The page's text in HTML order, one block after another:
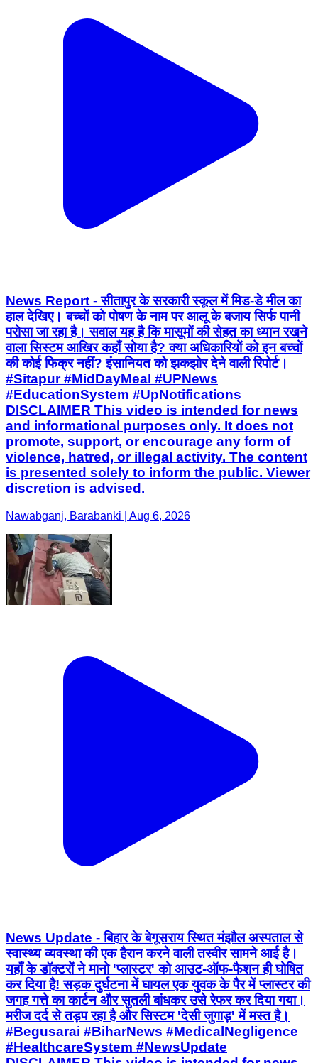
News Report - सीतापुर के सरकारी स्कूल में मिड-डे मील का
हाल देखिए। बच्चों को पोषण के नाम पर आलू के बजाय सिर्फ पानी
परोसा जा रहा है। सवाल यह है कि मासूमों की सेहत का ध्यान रखने
वाला सिस्टम आखिर कहाँ सोया है? क्या अधिकारियों को इन बच्चों
की कोई फिक्र नहीं? इंसानियत को झकझोर देने वाली रिपोर्ट। ​
#Sitapur #MidDayMeal #UPNews
#EducationSystem #UpNotifications
DISCLAIMER This video is intended for news
and informational purposes only. It does not
promote, support, or encourage any form of
violence, hatred, or illegal activity. The content
is presented solely to inform the public. Viewer
discretion is advised.
Nawabganj, Barabanki | Aug 6, 2026
News Update - बिहार के बेगूसराय स्थित मंझौल अस्पताल से
स्वास्थ्य व्यवस्था की एक हैरान करने वाली तस्वीर सामने आई है।
यहाँ के डॉक्टरों ने मानो 'प्लास्टर' को आउट-ऑफ-फैशन ही घोषित
कर दिया है! सड़क दुर्घटना में घायल एक युवक के पैर में प्लास्टर की
जगह गत्ते का कार्टन और सुतली बांधकर उसे रेफर कर दिया गया।
मरीज दर्द से तड़प रहा है और सिस्टम 'देसी जुगाड़' में मस्त है।
#Begusarai #BiharNews #MedicalNegligence
#HealthcareSystem #NewsUpdate